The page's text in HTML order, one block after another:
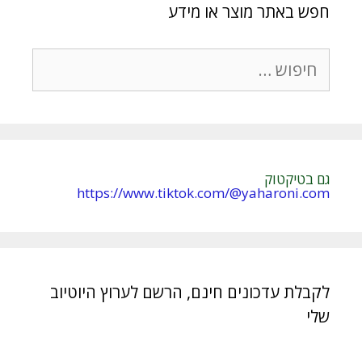
חפש באתר מוצר או מידע
חיפוש:
גם בטיקטוק
https://www.tiktok.com/@yaharoni.com
לקבלת עדכונים חינם, הרשם לערוץ היוטיוב
שלי